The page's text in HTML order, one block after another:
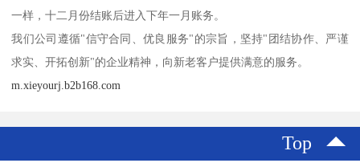
一样，十二月份结账后进入下年一月账务。
我们公司遵循"信守合同、优良服务"的宗旨，坚持"团结协作、严谨
求实、开拓创新"的企业精神，向新老客户提供满意的服务。
m.xieyourj.b2b168.com
Top